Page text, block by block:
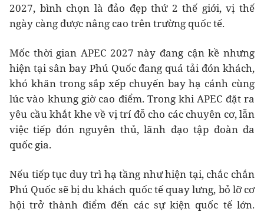
2027, bình chọn là đảo đẹp thứ 2 thế giới, vị thế
ngày càng được nâng cao trên trường quốc tế.
Mốc thời gian APEC 2027 này đang cận kề nhưng
hiện tại sân bay Phú Quốc đang quá tải đón khách,
khó khăn trong sắp xếp chuyến bay hạ cánh cùng
lúc vào khung giờ cao điểm. Trong khi APEC đặt ra
yêu cầu khắt khe về vị trí đỗ cho các chuyên cơ, lẫn
việc tiếp đón nguyên thủ, lãnh đạo tập đoàn đa
quốc gia.
Nếu tiếp tục duy trì hạ tầng như hiện tại, chắc chắn
Phú Quốc sẽ bị du khách quốc tế quay lưng, bỏ lỡ cơ
hội trở thành điểm đến các sự kiện quốc tế lớn.